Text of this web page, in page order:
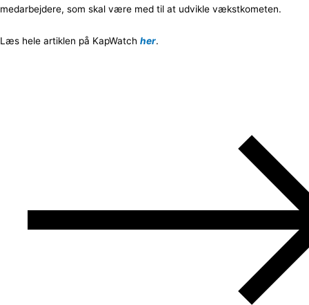
medarbejdere, som skal være med til at udvikle vækstkometen.
Læs hele artiklen på KapWatch her.